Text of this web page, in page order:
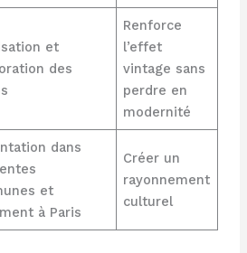
et
des
Renforce
l’effet
vintage sans
perdre en
modernité
dans
et
à Paris
Créer un
rayonnement
culturel